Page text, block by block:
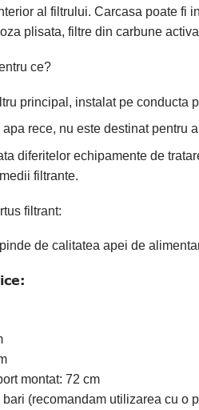
al filtrului. Carcasa poate fi
plisata, filtre din carbune
ce?
principal, instalat pe conducta
rece, nu este destinat pentru
diferitelor echipamente de
filtrante.
filtrant:
de calitatea apei de
montat: 72 cm
(recomandam utilizarea cu o